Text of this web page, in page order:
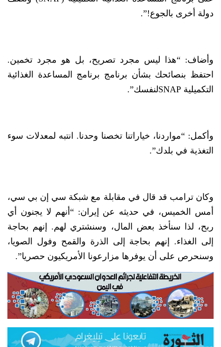
دولة أخرى بالجوع!”.
وأضاف: “هذا ليس مجرد تصريح، بل هو مجرد تخمين.
احتفظ بنصائحك بشأن برنامج برنامج المساعدة الغذائية
التكميلية SNAPلنفسك”.
وأكمل: “مواردنا، خياراتنا تخصنا وحدنا. انتبه لمعدلات سوء
التغذية في بلدك”.
وكان ترامب قد قال في مقابلة مع شبكة سي إن بي سي،
أمس الخميس، في حديثه عن إيران: “أنهم لا يجنون أي
ربح، لذا سنأخذ بعض المال، وسنشتري لهم. إنهم بحاجة
إلى الغذاء. إنهم بحاجة إلى الذرة والقمح وفول الصويا،
وسنحرص على أن يوفرها مزارعونا الأمريكيون حصريا”.